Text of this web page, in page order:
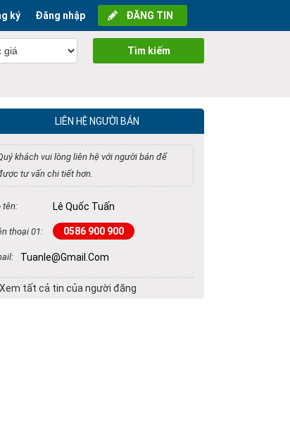
ĐĂNG TIN
Đăng nhập
ký
Tìm kiếm
LIÊN HỆ NGƯỜI BÁN
khách vui lòng liên hệ với người bán để
tư vấn chi tiết hơn.
tên: Lê Quốc Tuấn
thoại 01: 0586 900 900
Tuanle@gmail.com
Xem tất cả tin của người đăng